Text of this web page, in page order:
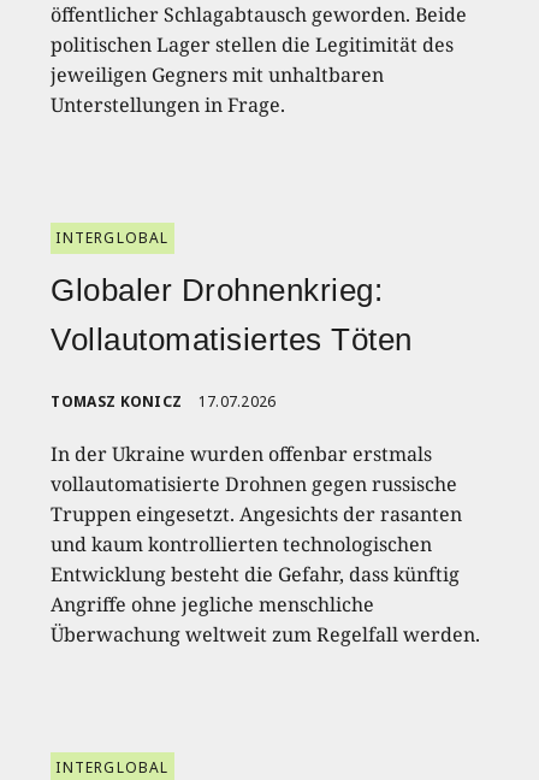
öffentlicher Schlagabtausch geworden. Beide
politischen Lager stellen die Legitimität des
jeweiligen Gegners mit unhaltbaren
Unterstellungen in Frage.
INTERGLOBAL
Globaler Drohnenkrieg:
Vollautomatisiertes Töten
TOMASZ KONICZ 17.07.2026
In der Ukraine wurden offenbar erstmals
vollautomatisierte Drohnen gegen russische
Truppen eingesetzt. Angesichts der rasanten
und kaum kontrollierten technologischen
Entwicklung besteht die Gefahr, dass künftig
Angriffe ohne jegliche menschliche
Überwachung weltweit zum Regelfall werden.
INTERGLOBAL